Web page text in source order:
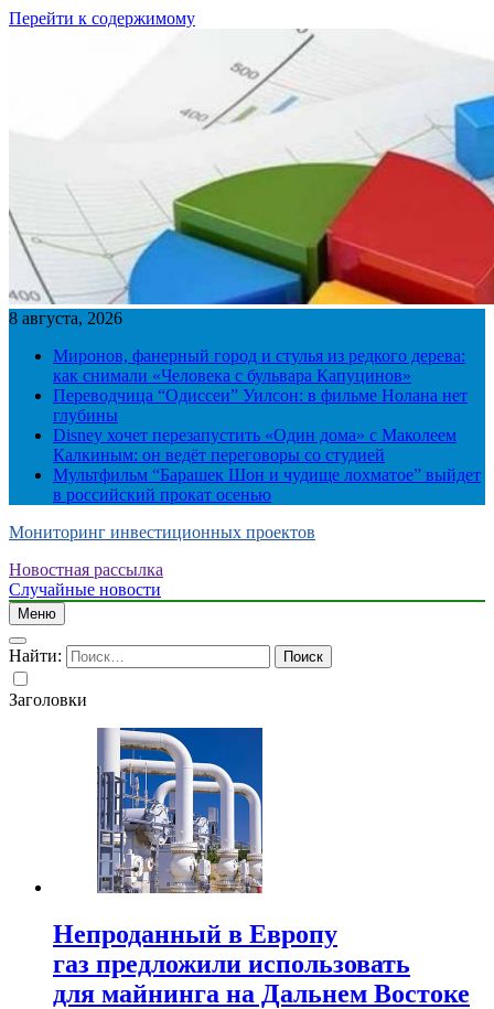
Перейти к содержимому
8 августа, 2026
Миронов, фанерный город и стулья из редкого дерева:
как снимали «Человека с бульвара Капуцинов»
Переводчица “Одиссеи” Уилсон: в фильме Нолана нет
глубины
Disney хочет перезапустить «Один дома» с Маколеем
Калкиным: он ведёт переговоры со студией
Мультфильм “Барашек Шон и чудище лохматое” выйдет
в российский прокат осенью
Мониторинг инвестиционных проектов
Новостная рассылка
Случайные новости
Меню
Найти:
Заголовки
Непроданный в Европу
газ предложили использовать
для майнинга на Дальнем Востоке